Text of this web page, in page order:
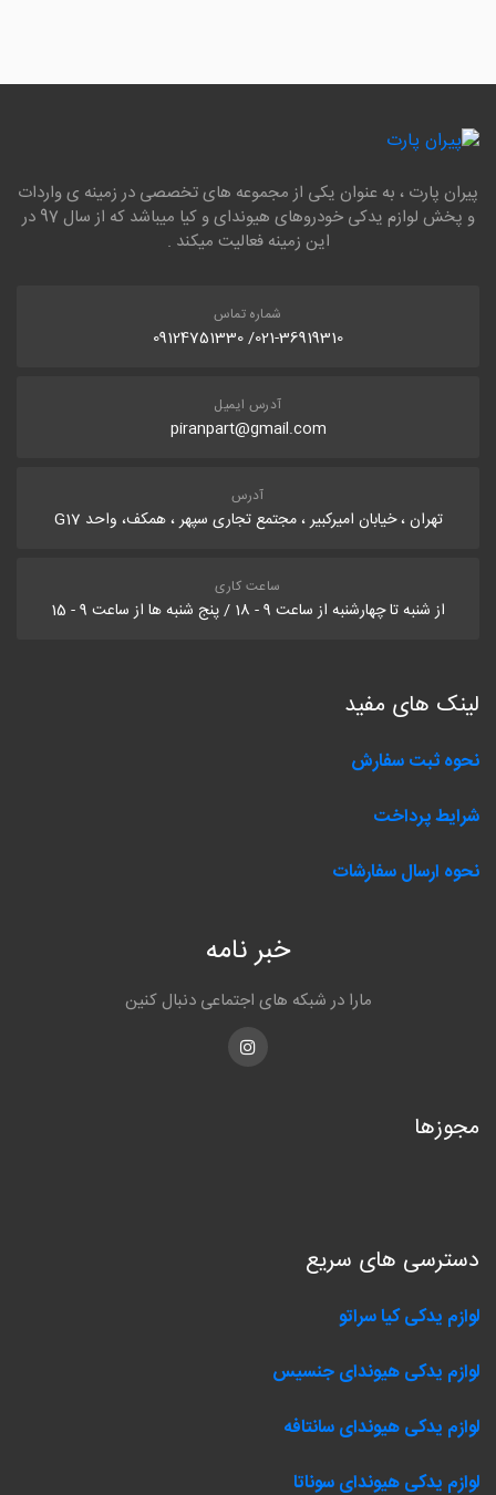
پیران پارت ، به عنوان یکی از مجموعه های تخصصی در زمینه ی واردات
و پخش لوازم یدکی خودروهای هیوندای و کیا میباشد که از سال 97 در
این زمینه فعالیت میکند .
شماره تماس
021-36919310/ 09124751330
آدرس ایمیل
piranpart@gmail.com
آدرس
تهران ، خیابان امیرکبیر ، مجتمع تجاری سپهر ، همکف، واحد G17
ساعت کاری
از شنبه تا چهارشنبه از ساعت 9 - 18 / پنج شنبه ها از ساعت 9 - 15
لینک های مفید
نحوه ثبت سفارش
شرایط پرداخت
نحوه ارسال سفارشات
خبر نامه
مارا در شبکه های اجتماعی دنبال کنین
Instagram
مجوزها
دسترسی های سریع
لوازم یدکی کیا سراتو
لوازم یدکی هیوندای جنسیس
لوازم یدکی هیوندای سانتافه
لوازم یدکی هیوندای سوناتا